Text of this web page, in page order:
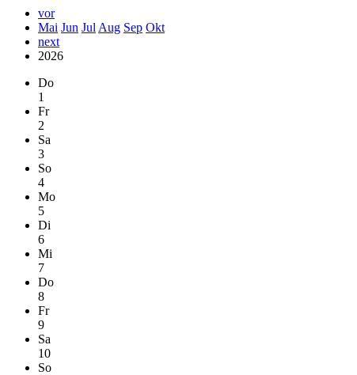
vor
Mai Jun Jul Aug Sep Okt
next
2026
Do
1
Fr
2
Sa
3
So
4
Mo
5
Di
6
Mi
7
Do
8
Fr
9
Sa
10
So